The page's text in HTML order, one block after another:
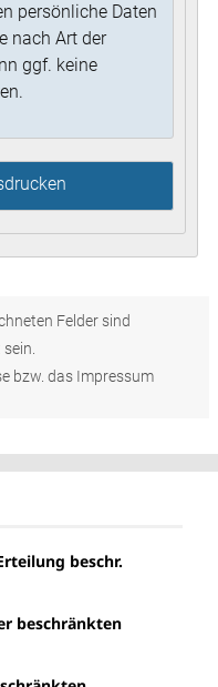
persönliche Daten
nach Art der
ggf. keine
Felder sind
bzw. das Impressum
beschr.
beschränkten